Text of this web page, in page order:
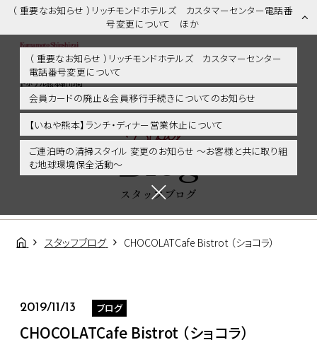
（ 重要なお知らせ ）リッチモンドホテルズ カスタマーセンター電話番
号変更について ほか
（ 重要なお知らせ ）リッチモンドホテルズ カスタマーセンター
電話番号変更について
会員カードの廃止＆会員移行手続きについてのお知らせ
【いねや熊本】ランチ・ディナー営業休止について
ご連泊時の清掃スタイル 変更のお知らせ ～お客様と共に取り組
む地球環境保全活動～
スタッフブログ | 熊本市内・新市街・熊本城に好アクセス！リッチモン
ドホテル熊本新市街
Blog
Blog
スタッフブログ
スタッフブログ CHOCOLATCafe Bistrot （ショコラ）
2019/11/13 ブログ
CHOCOLATCafe Bistrot （ショコラ）